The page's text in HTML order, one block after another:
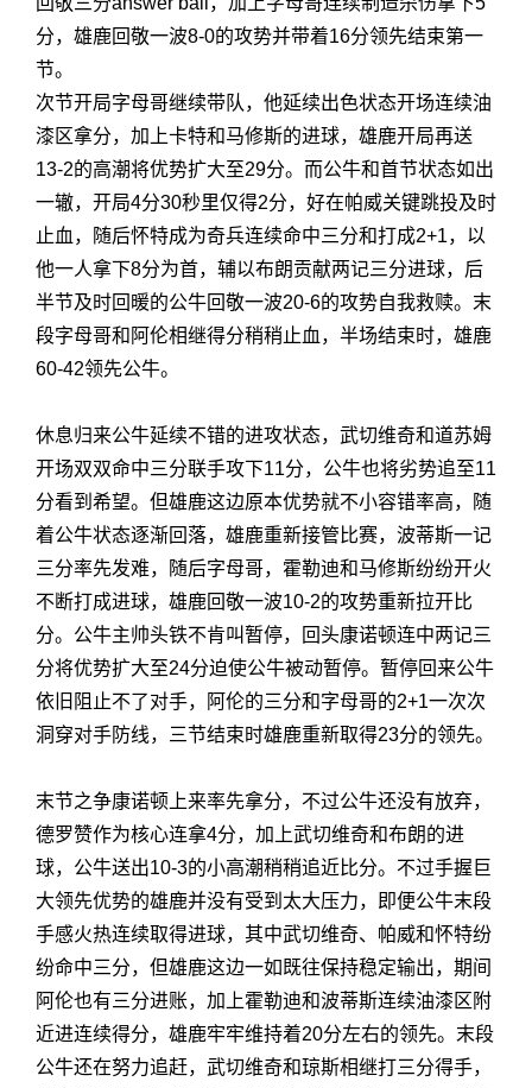
分，雄鹿回敬一波8-0的攻势并带着16分领先结束第一
节。
次节开局字母哥继续带队，他延续出色状态开场连续油
漆区拿分，加上卡特和马修斯的进球，雄鹿开局再送
13-2的高潮将优势扩大至29分。而公牛和首节状态如出
一辙，开局4分30秒里仅得2分，好在帕威关键跳投及时
止血，随后怀特成为奇兵连续命中三分和打成2+1，以
他一人拿下8分为首，辅以布朗贡献两记三分进球，后
半节及时回暖的公牛回敬一波20-6的攻势自我救赎。末
段字母哥和阿伦相继得分稍稍止血，半场结束时，雄鹿
60-42领先公牛。
休息归来公牛延续不错的进攻状态，武切维奇和道苏姆
开场双双命中三分联手攻下11分，公牛也将劣势追至11
分看到希望。但雄鹿这边原本优势就不小容错率高，随
着公牛状态逐渐回落，雄鹿重新接管比赛，波蒂斯一记
三分率先发难，随后字母哥，霍勒迪和马修斯纷纷开火
不断打成进球，雄鹿回敬一波10-2的攻势重新拉开比
分。公牛主帅头铁不肯叫暂停，回头康诺顿连中两记三
分将优势扩大至24分迫使公牛被动暂停。暂停回来公牛
依旧阻止不了对手，阿伦的三分和字母哥的2+1一次次
洞穿对手防线，三节结束时雄鹿重新取得23分的领先。
末节之争康诺顿上来率先拿分，不过公牛还没有放弃，
德罗赞作为核心连拿4分，加上武切维奇和布朗的进
球，公牛送出10-3的小高潮稍稍追近比分。不过手握巨
大领先优势的雄鹿并没有受到太大压力，即便公牛末段
手感火热连续取得进球，其中武切维奇、帕威和怀特纷
纷命中三分，但雄鹿这边一如既往保持稳定输出，期间
阿伦也有三分进账，加上霍勒迪和波蒂斯连续油漆区附
近进连续得分，雄鹿牢牢维持着20分左右的领先。末段
公牛还在努力追赶，武切维奇和琼斯相继打三分得手，